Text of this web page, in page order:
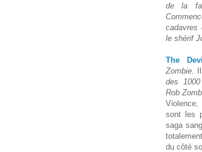
de la
cadavres
le shérif
The
Zombie .
des
Rob
sont les
saga
du côté